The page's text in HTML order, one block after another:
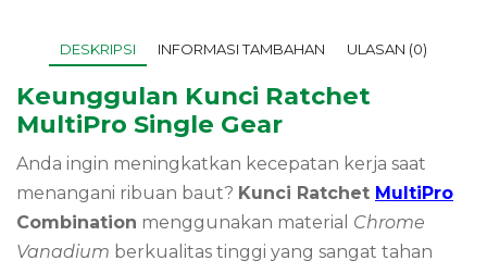
DESKRIPSI INFORMASI TAMBAHAN ULASAN (0)
Keunggulan Kunci Ratchet
MultiPro Single Gear
Anda ingin meningkatkan kecepatan kerja saat
menangani ribuan baut? Kunci Ratchet MultiPro
Combination menggunakan material Chrome
Vanadium berkualitas tinggi yang sangat tahan